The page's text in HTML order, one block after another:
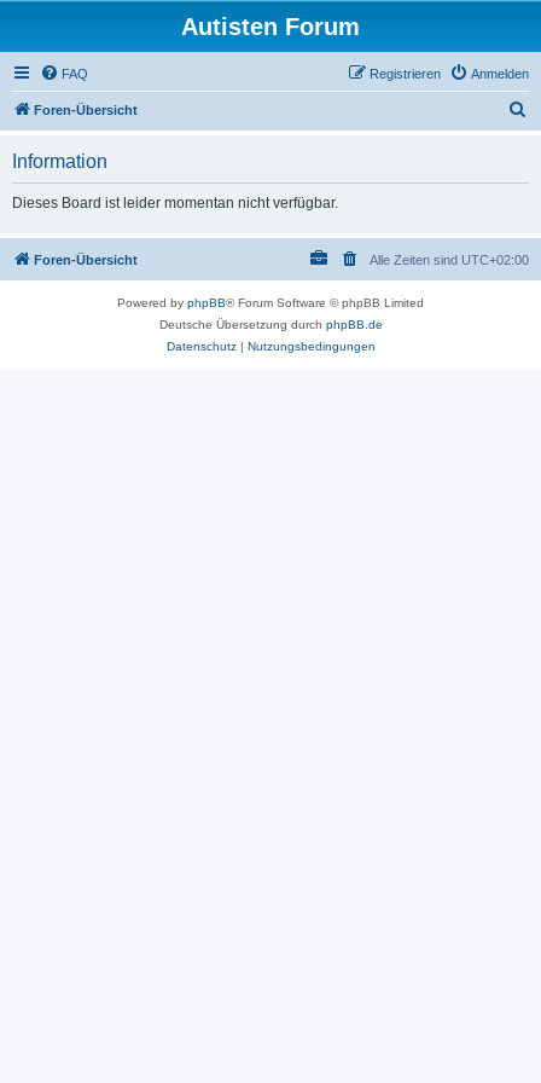
Autisten Forum
FAQ Anmelden
Registrieren
Foren-Übersicht
Information
Dieses Board ist leider momentan nicht verfügbar.
Foren-Übersicht Alle Zeiten sind UTC+02:00
Powered by phpBB® Forum Software © phpBB Limited
Deutsche Übersetzung durch phpBB.de
Datenschutz| Nutzungsbedingungen